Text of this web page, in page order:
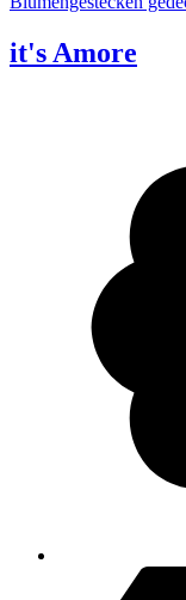
it's Amore